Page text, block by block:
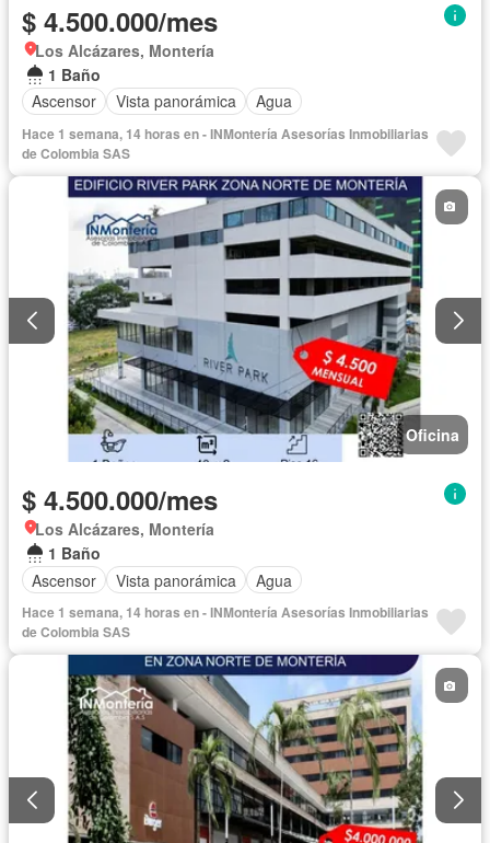
$ 4.500.000/mes
Los Alcázares, Montería
1 Baño
Ascensor
Vista panorámica Agua
Hace 1 semana, 14 horas en - INMontería Asesorías Inmobiliarias
de Colombia SAS
Oficina
$ 4.500.000/mes
Los Alcázares, Montería
1 Baño
Ascensor
Vista panorámica Agua
Hace 1 semana, 14 horas en - INMontería Asesorías Inmobiliarias
de Colombia SAS